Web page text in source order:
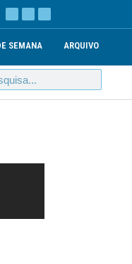
SEMANA ARQUIVO